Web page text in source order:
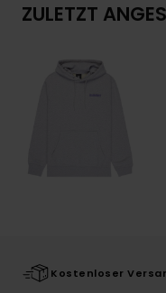
ZULETZT
Kostenloser